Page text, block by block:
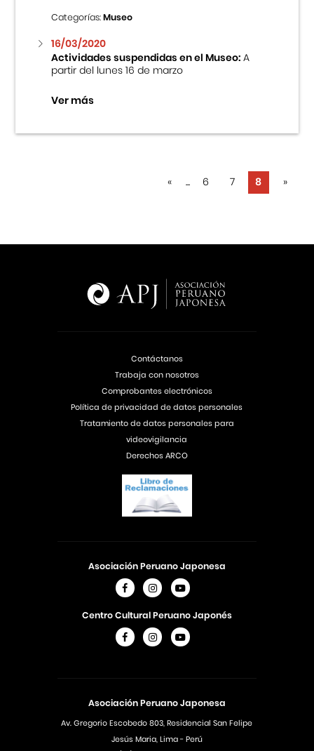
Categorías:Museo
16/03/2020
Actividades suspendidas en el Museo:A
partir del lunes 16 de marzo
Ver más
« ... 6 7 8 »
Asociación Peruano Japonesa
Av. Gregorio Escobedo 803, Residencial San Felipe
Jesús Maria, Lima - Perú
Asociación Peruano Japonesa
Centro Cultural Peruano Japonés
Contáctanos
Trabaja con nosotros
Comprobantes electrónicos
Política de privacidad de datos personales
Tratamiento de datos personales para
videovigilancia
Derechos ARCO